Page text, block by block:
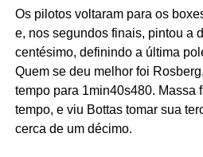
Os pilotos voltaram para os
e, nos segundos finais, pintou a
centésimo, definindo a última
Quem se deu melhor foi
tempo para 1min40s480. Massa
tempo, e viu Bottas tomar sua
cerca de um décimo.